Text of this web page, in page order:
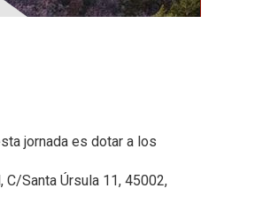
jornada es dotar a los
Santa Úrsula 11, 45002,